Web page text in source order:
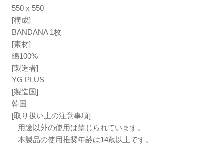
550 x 550
[構成]
BANDANA 1枚
[素材]
綿100%
[製造者]
YG PLUS
[製造国]
韓国
[取り扱い上の注意事項]
– 用途以外の使用は禁じられています。
– 本製品の使用推奨年齢は14歳以上です。